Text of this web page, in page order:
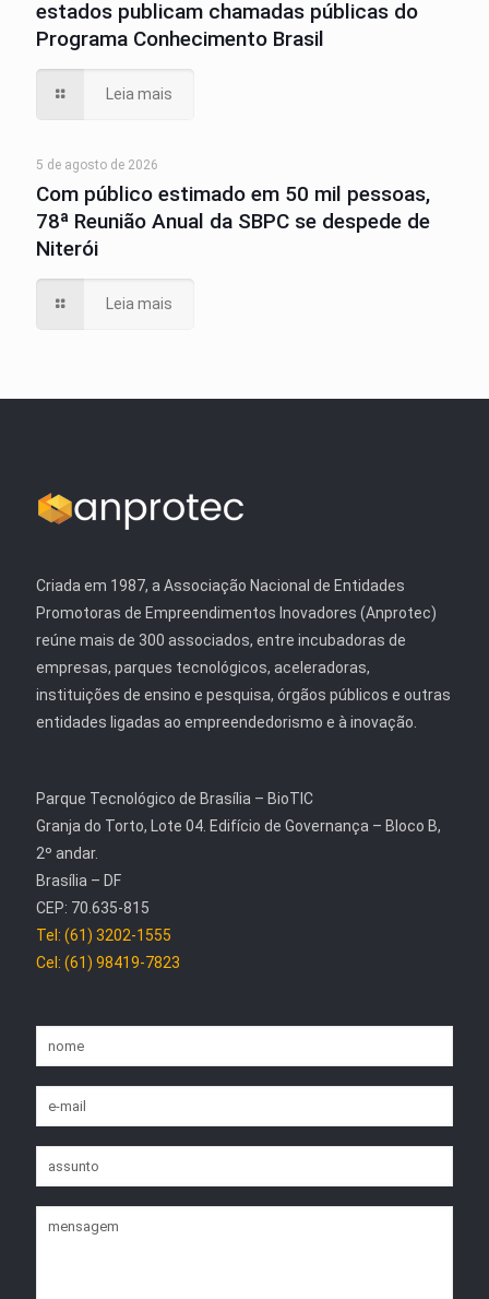
estados publicam chamadas públicas do
Programa Conhecimento Brasil
Leia mais
5 de agosto de 2026
Com público estimado em 50 mil pessoas,
78ª Reunião Anual da SBPC se despede de
Niterói
Leia mais
Criada em 1987, a Associação Nacional de Entidades
Promotoras de Empreendimentos Inovadores (Anprotec)
reúne mais de 300 associados, entre incubadoras de
empresas, parques tecnológicos, aceleradoras,
instituições de ensino e pesquisa, órgãos públicos e outras
entidades ligadas ao empreendedorismo e à inovação.
Parque Tecnológico de Brasília – BioTIC
Granja do Torto, Lote 04. Edifício de Governança – Bloco B,
2º andar.
Brasília – DF
CEP: 70.635-815
Tel: (61) 3202-1555
Cel: (61) 98419-7823